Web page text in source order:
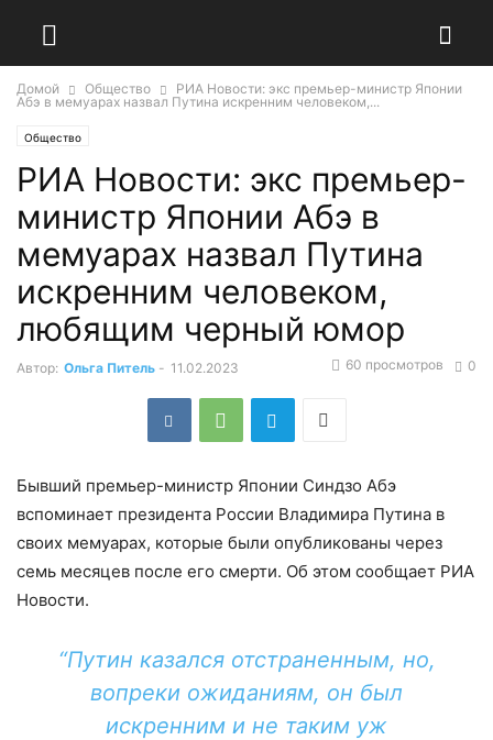
Домой Общество
РИА Новости: экс премьер-министр Японии
Абэ в мемуарах назвал Путина искренним человеком,...
Общество
РИА Новости: экс премьер-
министр Японии Абэ в
мемуарах назвал Путина
искренним человеком,
любящим черный юмор
Автор: Ольга Питель - 11.02.2023 0
60 просмотров
Бывший премьер-министр Японии Синдзо Абэ
вспоминает президента России Владимира Путина в
своих мемуарах, которые были опубликованы через
семь месяцев после его смерти. Об этом сообщает РИА
Новости.
“Путин казался отстраненным, но,
вопреки ожиданиям, он был
искренним и не таким уж